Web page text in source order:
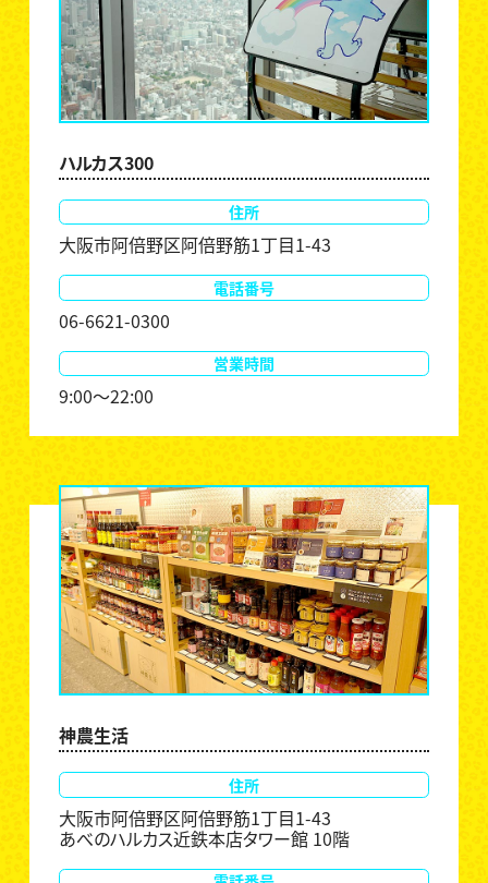
ハルカス300
住所
大阪市阿倍野区阿倍野筋1丁目1-43
電話番号
06-6621-0300
営業時間
9:00～22:00
神農生活
住所
大阪市阿倍野区阿倍野筋1丁目1-43
あべのハルカス近鉄本店タワー館 10階